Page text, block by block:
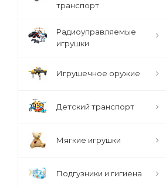
транспорт
Радиоуправляемые
игрушки
Игрушечное оружие
Детский транспорт
Мягкие игрушки
Подгузники и гигиена